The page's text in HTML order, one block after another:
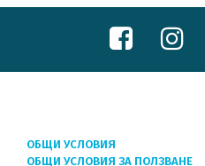
ОБЩИ УСЛОВИЯ
ОБЩИ УСЛОВИЯ ЗА ПОЛЗВАНЕ